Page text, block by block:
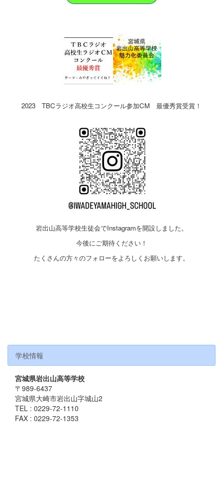
2023 TBCラジオ高校生コンクール参加CM 最優秀賞受賞！
岩出山高等学校生徒会でInstagramを開設しました。
今後にご期待ください！
たくさんの方々のフォローをよろしくお願いします。
学校情報
宮城県岩出山高等学校
〒989-6437
宮城県大崎市岩出山字城山2
TEL : 0229-72-1110
FAX : 0229-72-1353